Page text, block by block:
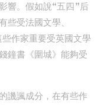
響。假如說“五四”后
受法國文學、
作家重要受英國文學
鐘書《圍城》能夠受
譏諷成分，在有些作